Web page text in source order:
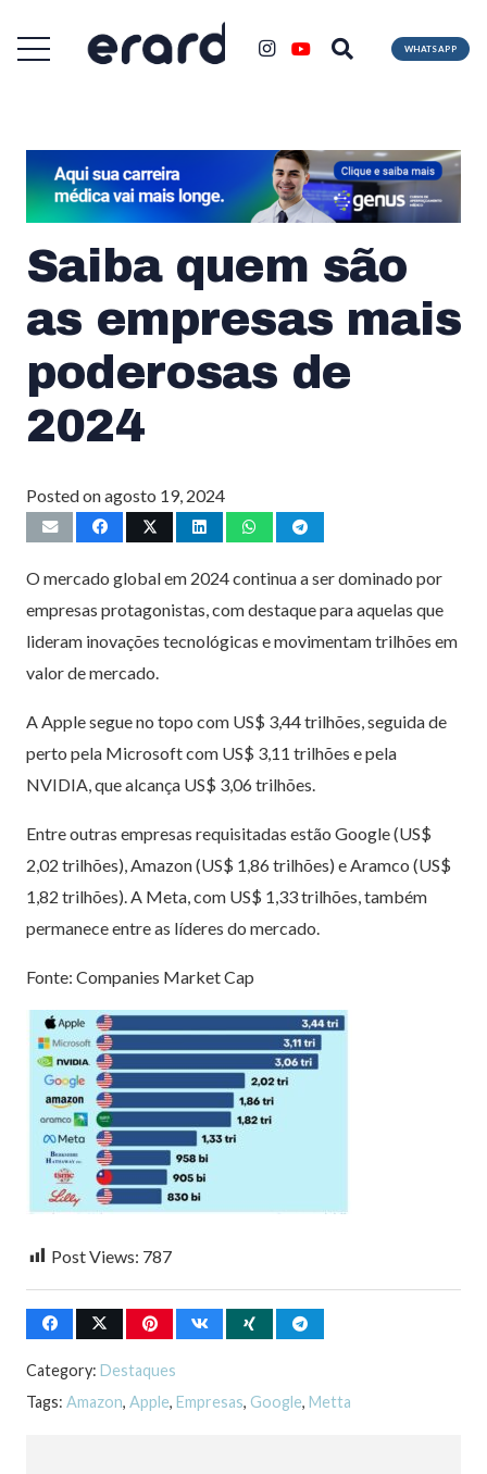
WHATSAPP
Saiba quem são
as empresas mais
poderosas de
2024
Posted onagosto 19, 2024
O mercado global em 2024 continua a ser dominado por
empresas protagonistas, com destaque para aquelas que
lideram inovações tecnológicas e movimentam trilhões em
valor de mercado.
A Apple segue no topo com US$ 3,44 trilhões, seguida de
perto pela Microsoft com US$ 3,11 trilhões e pela
NVIDIA, que alcança US$ 3,06 trilhões.
Entre outras empresas requisitadas estão Google (US$
2,02 trilhões), Amazon (US$ 1,86 trilhões) e Aramco (US$
1,82 trilhões). A Meta, com US$ 1,33 trilhões, também
permanece entre as líderes do mercado.
Fonte: Companies Market Cap
Post Views: 787
Category: Destaques
Tags: Amazon, Apple, Empresas, Google, Metta